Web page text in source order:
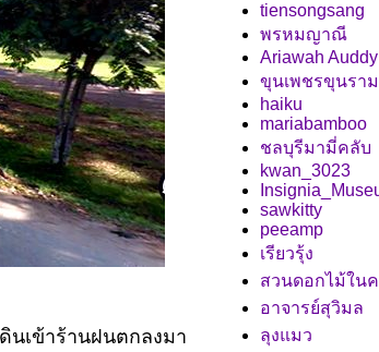
นเข้าร้านฝนตกลงมา
tiensongsang
พรหมญาณี
Ariawah Auddy
ขุนเพชรขุนราม
haiku
mariabamboo
ชลบุรีมามี่คลับ
kwan_3023
sawkitty
peeamp
เรียวรุ้ง
สวนดอกไม้ในค
อาจารย์สุวิมล
ลุงแมว